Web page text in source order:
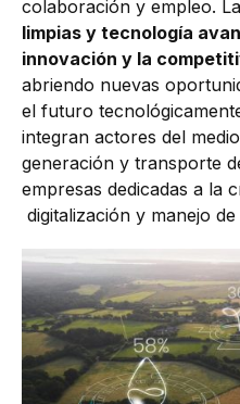
colaboración y empleo. La
limpias y tecnología
innovación y la
abriendo nuevas
el futuro
integran actores del
generación y transporte
empresas dedicadas a la
digitalización y manejo de